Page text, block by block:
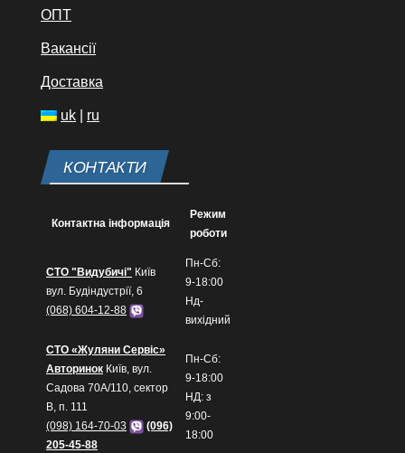
ОПТ
Вакансії
Доставка
uk ru
КОНТАКТИ
Контактна інформація
Режим
роботи
СТО "Видубичі" Київ
вул. Будіндустрії, 6
(068) 604-12-88
Пн-Сб:
9-18:00
Нд-
вихідний
СТО «Жуляни Сервіс»
Авторинок Київ, вул.
Садова 70А/110, сектор
В, п. 111
(098) 164-70-03
(096)
205-45-88
Пн-Сб:
9-18:00
НД: з
9:00-
18:00